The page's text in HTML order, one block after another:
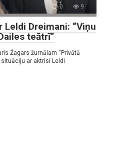
0 9
Leldi Dreimani: “Viņu
teātrī”
Žagars žurnālam “Privātā
ar aktrisi Leldi